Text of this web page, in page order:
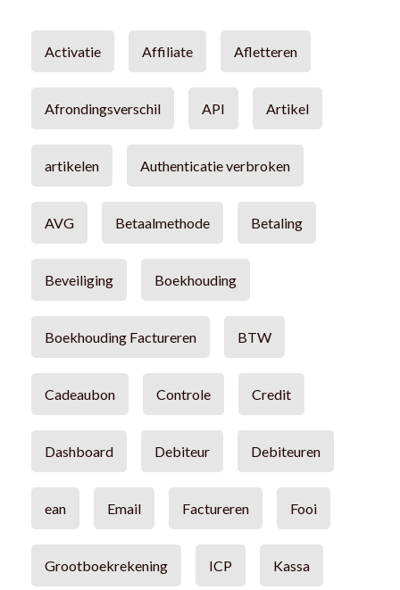
Activatie Affiliate Afletteren
Afrondingsverschil API Artikel
artikelen Authenticatie verbroken
AVG Betaalmethode Betaling
Beveiliging Boekhouding
Boekhouding Factureren BTW
Cadeaubon Controle Credit
Dashboard Debiteur Debiteuren
ean Email Factureren Fooi
Grootboekrekening ICP Kassa